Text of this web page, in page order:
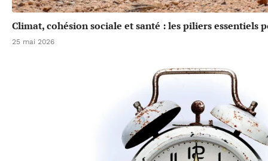
Climat, cohésion sociale et santé : les piliers essentiels
25 mai 2026